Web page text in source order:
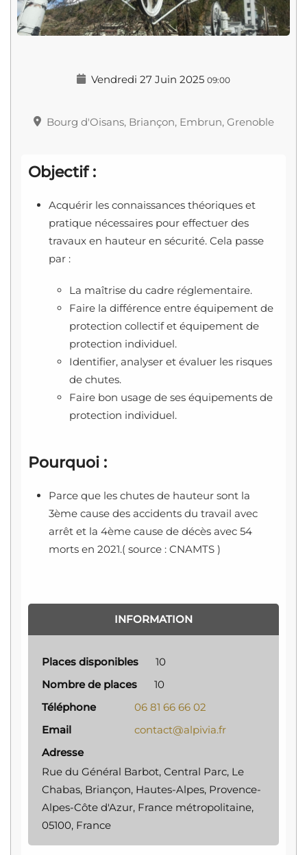
Vendredi 27 Juin 2025 09:00
Bourg d'Oisans, Briançon, Embrun, Grenoble
Objectif :
Acquérir les connaissances théoriques et
pratique nécessaires pour effectuer des
travaux en hauteur en sécurité. Cela passe
par :
La maîtrise du cadre réglementaire.
Faire la différence entre équipement de
protection collectif et équipement de
protection individuel.
Identifier, analyser et évaluer les risques
de chutes.
Faire bon usage de ses équipements de
protection individuel.
Pourquoi :
Parce que les chutes de hauteur sont la
3ème cause des accidents du travail avec
arrêt et la 4ème cause de décès avec 54
morts en 2021.( source : CNAMTS )
INFORMATION
Places disponibles
10
Nombre de places
10
Téléphone
06 81 66 66 02
Email
contact@alpivia.fr
Adresse
Rue du Général Barbot, Central Parc, Le
Chabas, Briançon, Hautes-Alpes, Provence-
Alpes-Côte d'Azur, France métropolitaine,
05100, France